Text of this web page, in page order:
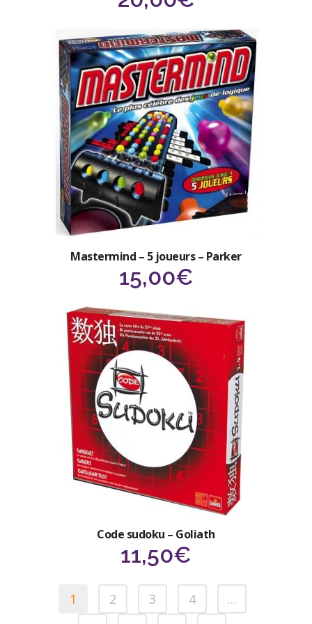
Mastermind – 5 joueurs – Parker
15,00€
Code sudoku – Goliath
11,50€
1 2 3 4
…